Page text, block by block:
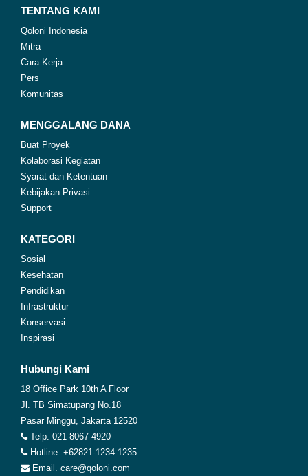
TENTANG KAMI
Qoloni Indonesia
Mitra
Cara Kerja
Pers
Komunitas
MENGGALANG DANA
Buat Proyek
Kolaborasi Kegiatan
Syarat dan Ketentuan
Kebijakan Privasi
Support
KATEGORI
Sosial
Kesehatan
Pendidikan
Infrastruktur
Konservasi
Inspirasi
Hubungi Kami
18 Office Park 10th A Floor
Jl. TB Simatupang No.18
Pasar Minggu, Jakarta 12520
Telp. 021-8067-4920
Hotline. +62821-1234-1235
Email. care@qoloni.com